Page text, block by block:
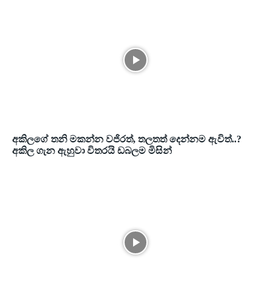
අකිලගේ තනි මකන්න වජිරත්, තලතත් දෙන්නම ඇවිත්..?
අකිල ගැන ඇහුවා විතරයි ඩබලම මිසින්